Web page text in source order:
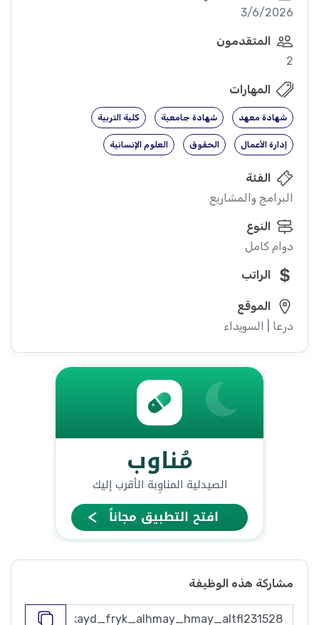
3/6/2026
المتقدمون
2
المهارات
شهادة معهد شهادة جامعية كلية التربية
إدارة الأعمال الحقوق العلوم الإنسانية
الفئة
البرامج والمشاريع
النوع
دوام كامل
الراتب
الموقع
درعا | السويداء
مشاركة هذه الوظيفة